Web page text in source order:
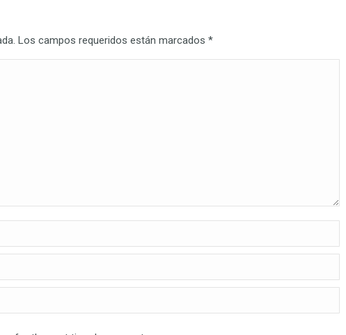
Los campos requeridos están marcados *